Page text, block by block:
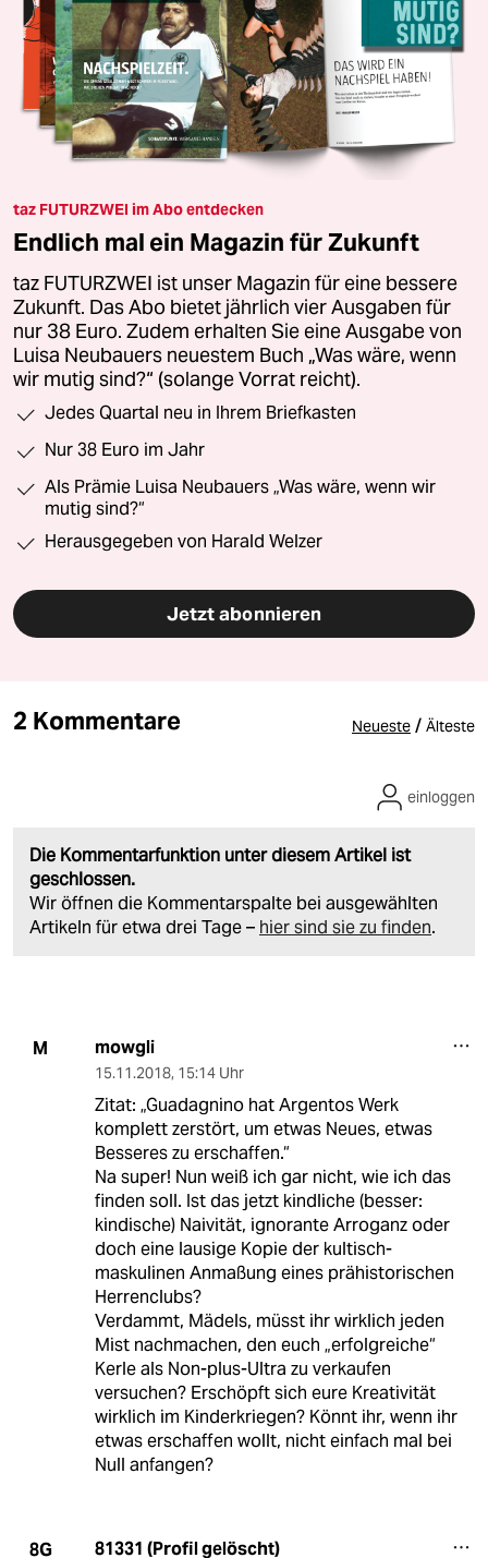
taz FUTURZWEI im Abo entdecken
Endlich mal ein Magazin für Zukunft
taz FUTURZWEI ist unser Magazin für eine bessere
Zukunft. Das Abo bietet jährlich vier Ausgaben für
nur 38 Euro. Zudem erhalten Sie eine Ausgabe von
Luisa Neubauers neuestem Buch „Was wäre, wenn
wir mutig sind?“ (solange Vorrat reicht).
Jedes Quartal neu in Ihrem Briefkasten
Nur 38 Euro im Jahr
Als Prämie Luisa Neubauers „Was wäre, wenn wir
mutig sind?“
Herausgegeben von Harald Welzer
Jetzt abonnieren
2 Kommentare Neueste / Älteste
Die Kommentarfunktion unter diesem Artikel ist
geschlossen.
Wir öffnen die Kommentarspalte bei ausgewählten
Artikeln für etwa drei Tage – hier sind sie zu finden.
einloggen
M mowgli
15.11.2018, 15:14 Uhr
Zitat: „Guadagnino hat Argentos Werk
komplett zerstört, um etwas Neues, etwas
Besseres zu erschaffen.“
Na super! Nun weiß ich gar nicht, wie ich das
finden soll. Ist das jetzt kindliche (besser:
kindische) Naivität, ignorante Arroganz oder
doch eine lausige Kopie der kultisch-
maskulinen Anmaßung eines prähistorischen
Herrenclubs?
Verdammt, Mädels, müsst ihr wirklich jeden
Mist nachmachen, den euch „erfolgreiche“
Kerle als Non-plus-Ultra zu verkaufen
versuchen? Erschöpft sich eure Kreativität
wirklich im Kinderkriegen? Könnt ihr, wenn ihr
etwas erschaffen wollt, nicht einfach mal bei
Null anfangen?
8G 81331 (Profil gelöscht)